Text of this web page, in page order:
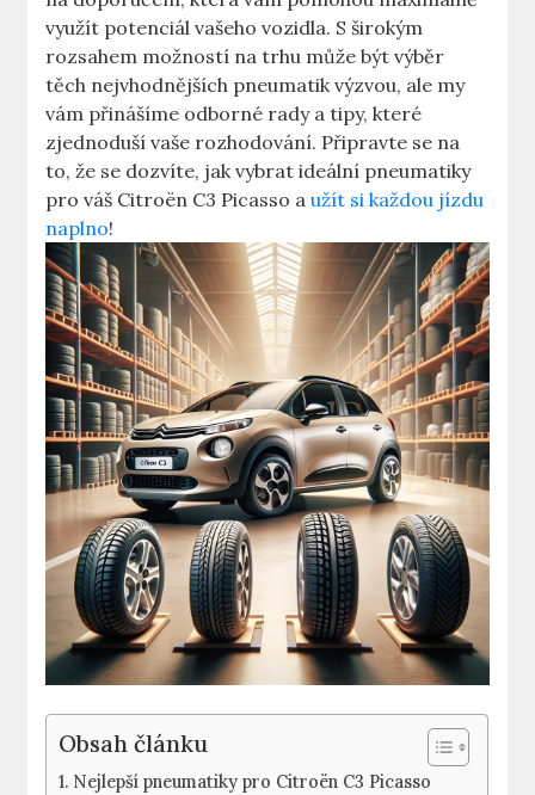
využít potenciál vašeho vozidla. S širokým
rozsahem možností na trhu může být výběr
těch nejvhodnějších pneumatik výzvou, ale my
vám přinášíme odborné rady a tipy, které
zjednoduší vaše rozhodování. Připravte se na
to, že se dozvíte, jak vybrat ideální pneumatiky
pro váš Citroën C3 Picasso aužít si každou jízdu
naplno!
Obsah článku
Nejlepší pneumatiky pro Citroën C3 Picasso